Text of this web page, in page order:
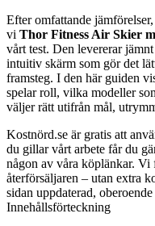
Efter omfattande
vi Thor Fitness Air Skier
vårt test. Den levererar
intuitiv skärm som gör det
framsteg. I den här guiden
spelar roll, vilka modeller
väljer rätt utifrån mål,
Kostnörd.se är gratis att
du gillar vårt arbete får du
någon av våra köplänkar.
återförsäljaren – utan extra
sidan uppdaterad,
Innehållsförteckning